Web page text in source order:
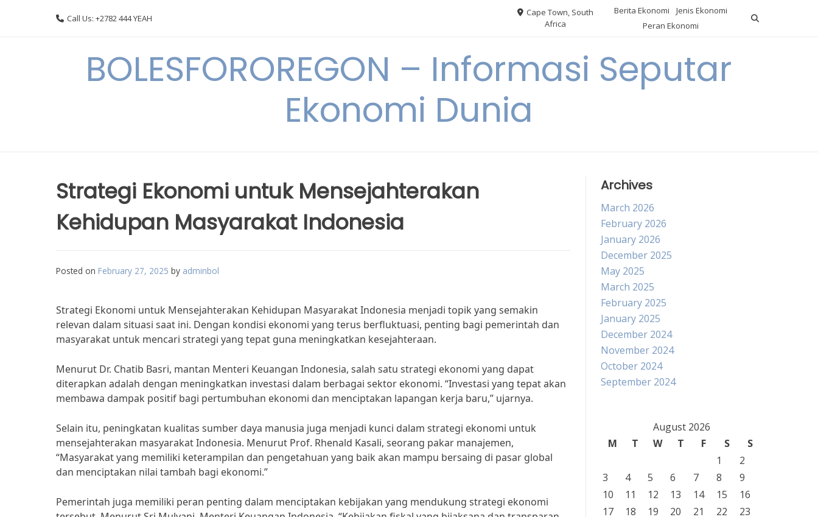
Call Us: +2782 444 YEAH
Cape Town, South
Africa
Berita Ekonomi
Jenis Ekonomi
Peran Ekonomi
BOLESFOROREGON – Informasi Seputar
Ekonomi Dunia
Strategi Ekonomi untuk Mensejahterakan
Kehidupan Masyarakat Indonesia
Posted on February 27, 2025 by adminbol
Strategi Ekonomi untuk Mensejahterakan Kehidupan Masyarakat Indonesia menjadi topik yang semakin
relevan dalam situasi saat ini. Dengan kondisi ekonomi yang terus berfluktuasi, penting bagi pemerintah dan
masyarakat untuk mencari strategi yang tepat guna meningkatkan kesejahteraan.
Menurut Dr. Chatib Basri, mantan Menteri Keuangan Indonesia, salah satu strategi ekonomi yang dapat
diterapkan adalah dengan meningkatkan investasi dalam berbagai sektor ekonomi. “Investasi yang tepat akan
membawa dampak positif bagi pertumbuhan ekonomi dan menciptakan lapangan kerja baru,” ujarnya.
Selain itu, peningkatan kualitas sumber daya manusia juga menjadi kunci dalam strategi ekonomi untuk
mensejahterakan masyarakat Indonesia. Menurut Prof. Rhenald Kasali, seorang pakar manajemen,
“Masyarakat yang memiliki keterampilan dan pengetahuan yang baik akan mampu bersaing di pasar global
dan menciptakan nilai tambah bagi ekonomi.”
Pemerintah juga memiliki peran penting dalam menciptakan kebijakan yang mendukung strategi ekonomi
Archives
March 2026
February 2026
January 2026
December 2025
May 2025
March 2025
February 2025
January 2025
December 2024
November 2024
October 2024
September 2024
August 2026
M
T W T F S
S
1
2
3
4 5 6 7 8
9
10
11 12 13 14 15
16
17
18 19 20 21 22
23